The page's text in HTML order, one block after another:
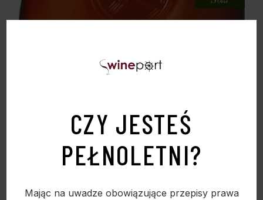
CZY JESTEŚ
PEŁNOLETNI?
Mając na uwadze obowiązujące przepisy prawa